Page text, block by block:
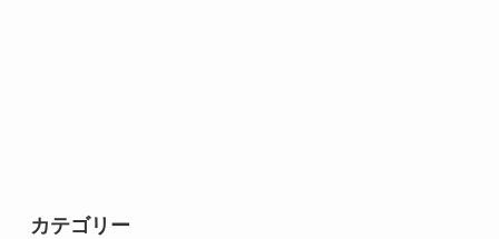
カテゴリー